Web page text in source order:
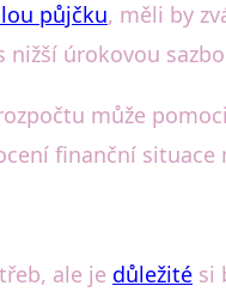
půjčku, měli by
úrokovou
může
finanční
ale je důležité si